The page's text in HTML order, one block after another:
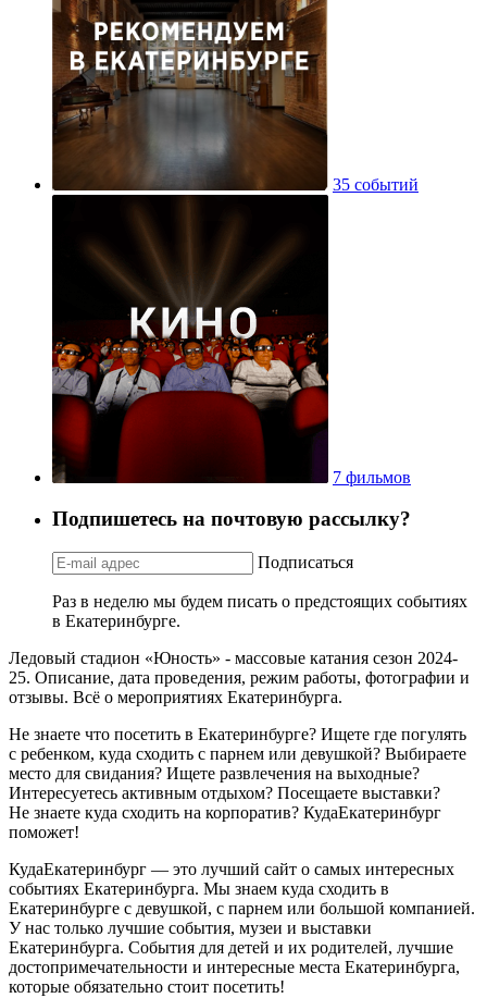
35 событий
7 фильмов
Подпишетесь на почтовую рассылку?
Подписаться
Раз в неделю мы будем писать о предстоящих событиях
в Екатеринбурге.
Ледовый стадион «Юность» - массовые катания сезон 2024-
25. Описание, дата проведения, режим работы, фотографии и
отзывы. Всё о мероприятиях Екатеринбурга.
Не знаете что посетить в Екатеринбурге? Ищете где погулять
с ребенком, куда сходить с парнем или девушкой? Выбираете
место для свидания? Ищете развлечения на выходные?
Интересуетесь активным отдыхом? Посещаете выставки?
Не знаете куда сходить на корпоратив? КудаЕкатеринбург
поможет!
КудаЕкатеринбург — это лучший сайт о самых интересных
событиях Екатеринбурга. Мы знаем куда сходить в
Екатеринбурге с девушкой, с парнем или большой компанией.
У нас только лучшие события, музеи и выставки
Екатеринбурга. События для детей и их родителей, лучшие
достопримечательности и интересные места Екатеринбурга,
которые обязательно стоит посетить!